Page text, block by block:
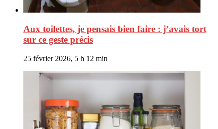
Aux toilettes, je pensais bien faire : j’avais tort
sur ce geste précis
25 février 2026, 5 h 12 min